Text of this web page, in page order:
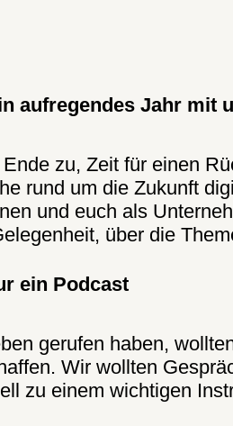
aufregendes Jahr mit
zu, Zeit für einen
rund um die Zukunft
und euch als
über die
ein Podcast
gerufen haben,
Wir wollten
zu einem wichtigen